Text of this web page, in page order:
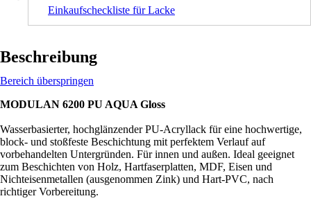
Einkaufscheckliste für Lacke
Beschreibung
Bereich überspringen
MODULAN 6200 PU AQUA Gloss
Wasserbasierter, hochglänzender PU-Acryllack für eine hochwertige,
block- und stoßfeste Beschichtung mit perfektem Verlauf auf
vorbehandelten Untergründen. Für innen und außen. Ideal geeignet
zum Beschichten von Holz, Hartfaserplatten, MDF, Eisen und
Nichteisenmetallen (ausgenommen Zink) und Hart-PVC, nach
richtiger Vorbereitung.